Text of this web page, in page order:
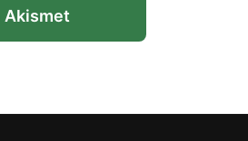
Akismet